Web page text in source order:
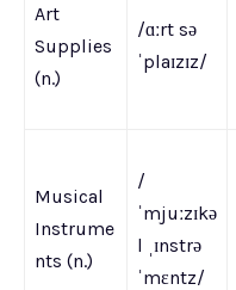
Art
Supplies
(n.)
/ɑːrt sə
ˈplaɪzɪz/
Musical
Instrume
nts (n.)
/
ˈmjuːzɪkə
l ˌɪnstrə
ˈmɛntz/